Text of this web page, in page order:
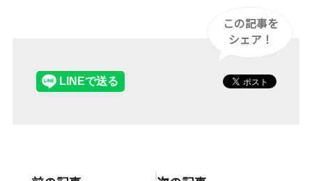
この記事を
シェア！